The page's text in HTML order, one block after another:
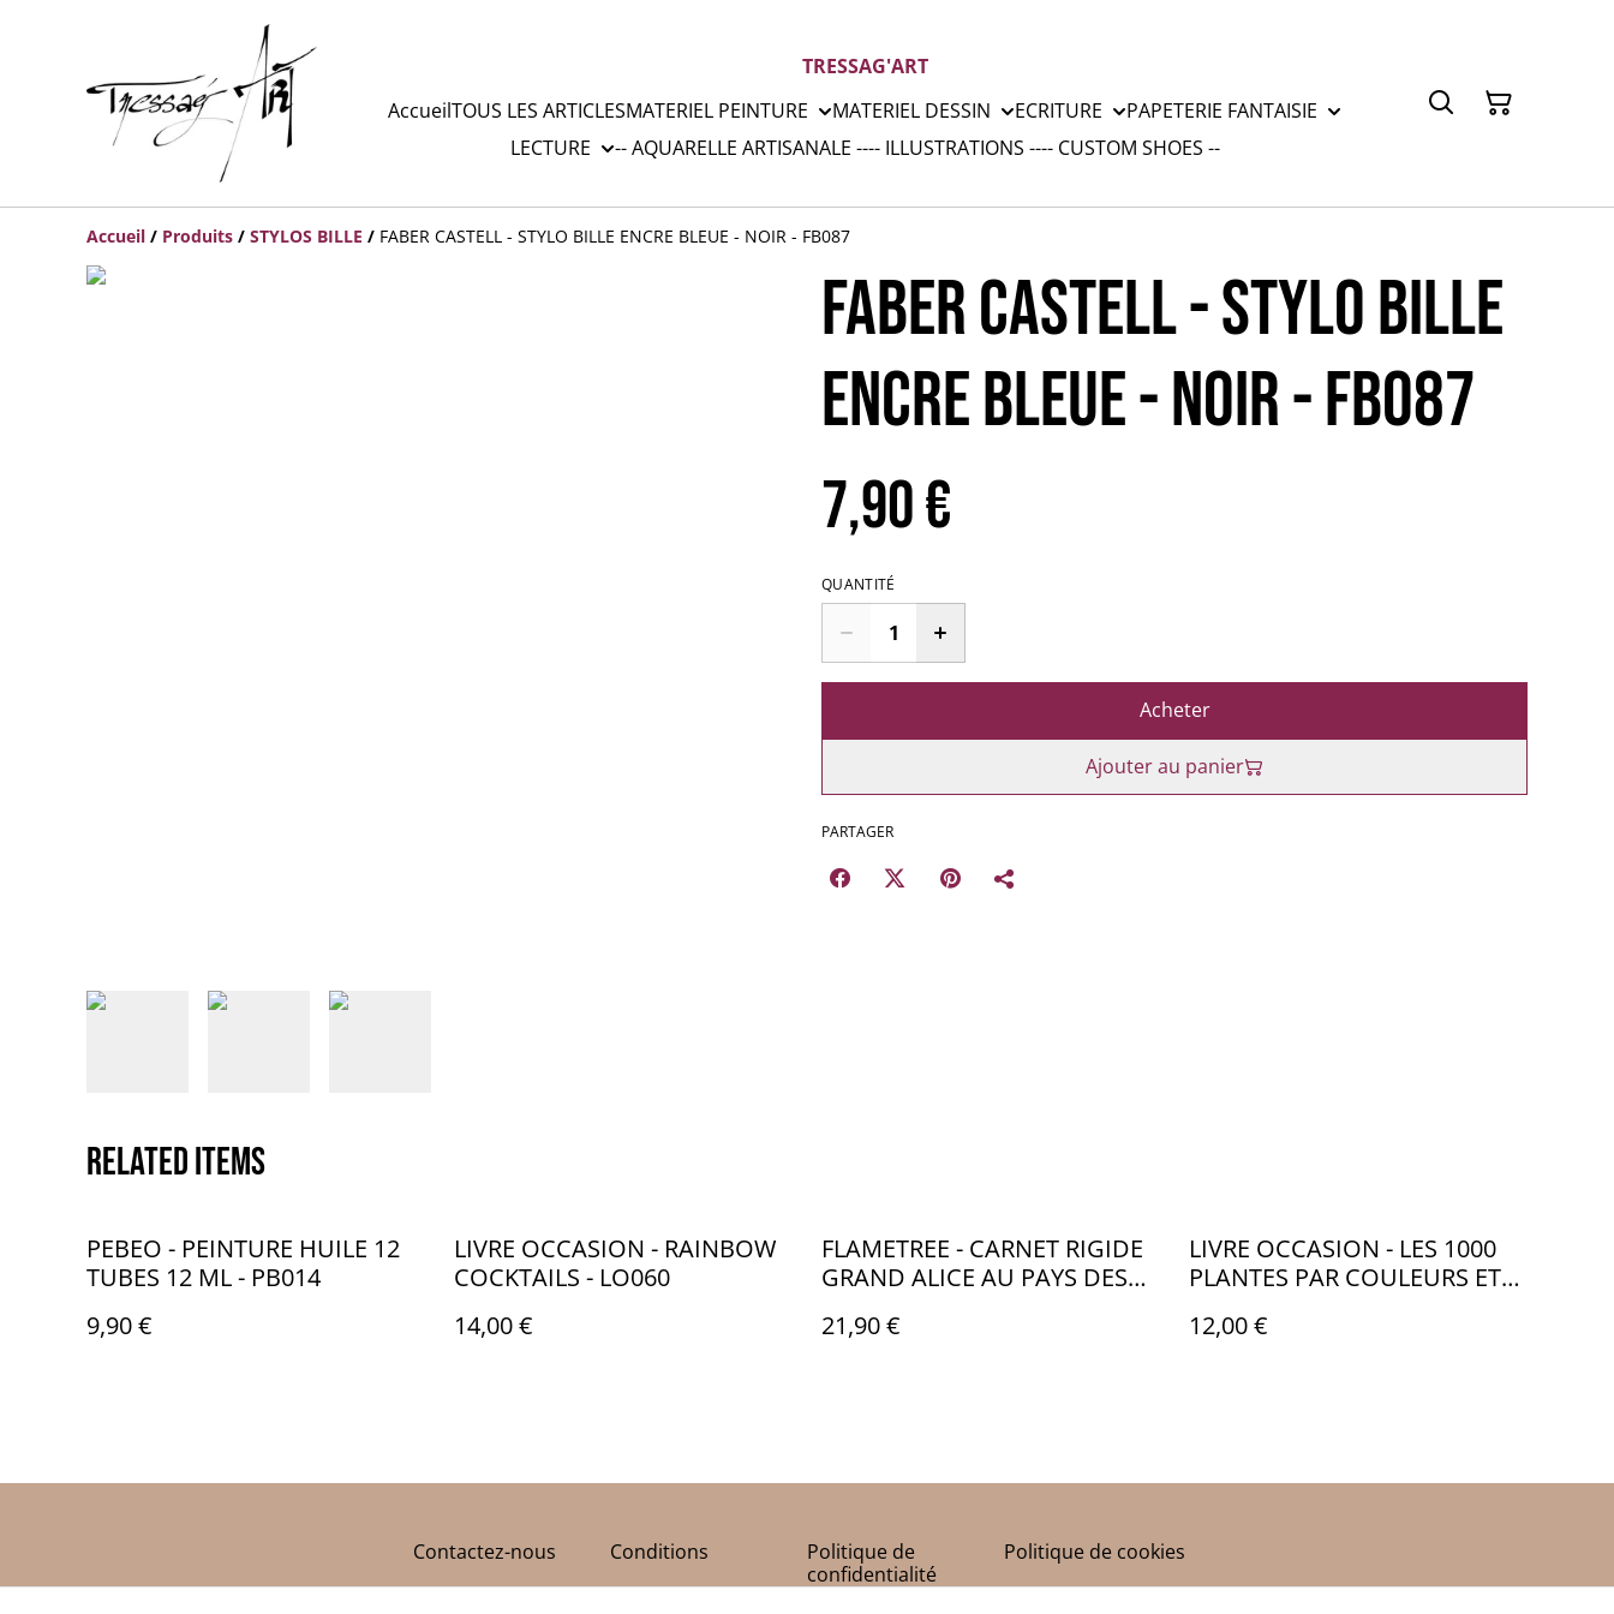
TRESSAG'ART
AccueilTOUS LES ARTICLESMATERIEL PEINTURE MATERIEL DESSIN ECRITURE
PAPETERIE FANTAISIE
LECTURE
-- AQUARELLE ARTISANALE ---- ILLUSTRATIONS ---- CUSTOM SHOES --
Accueil / Produits / STYLOS BILLE / FABER CASTELL - STYLO BILLE ENCRE BLEUE - NOIR - FB087
FABER CASTELL - STYLO BILLE
ENCRE BLEUE - NOIR - FB087
7,90 €
QUANTITÉ
Acheter
Ajouter au panier
PARTAGER
Related items
PEBEO - PEINTURE HUILE 12
TUBES 12 ML - PB014
9,90 €
LIVRE OCCASION - RAINBOW
COCKTAILS - LO060
14,00 €
FLAMETREE - CARNET RIGIDE
GRAND ALICE AU PAYS DES
21,90 €
LIVRE OCCASION - LES 1000
PLANTES PAR COULEURS ET
12,00 €
Contactez-nous Conditions
Politique de
confidentialité
Politique de cookies